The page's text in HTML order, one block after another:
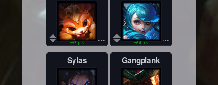
...
+93 pts ...
+64 pts
Sylas Gangplank